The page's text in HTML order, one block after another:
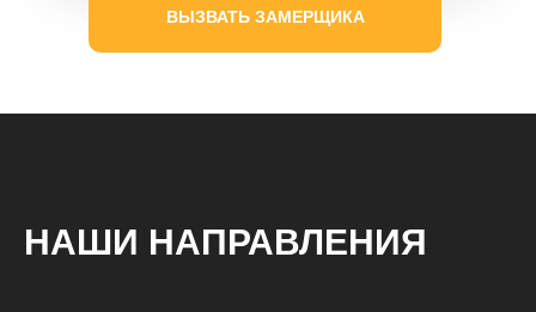
ВЫЗВАТЬ ЗАМЕРЩИКА
НАШИ НАПРАВЛЕНИЯ